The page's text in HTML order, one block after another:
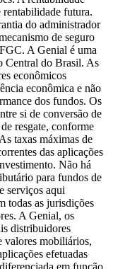
rentabilidade futura.
do administrador
de seguro
A Genial é uma
Central do Brasil. As
econômicos
econômica e não
dos fundos. Os
si de conversão de
resgate, conforme
taxas máximas de
das aplicações
Não há
para fundos de
serviços aqui
todas as jurisdições
A Genial, os
distribuidores
valores mobiliários,
efetuadas